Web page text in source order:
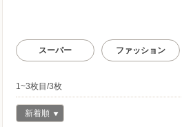
スーパー ファッション
1~3枚目/3枚
新着順